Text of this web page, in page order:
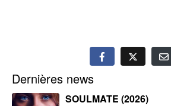
Dernières news
SOULMATE (2026)